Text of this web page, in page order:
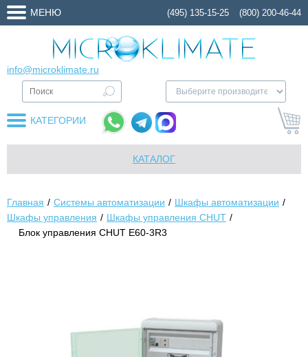
МЕНЮ (495) 135-15-25 (800) 200-46-44
info@microklimate.ru
КАТЕГОРИИ
КАТАЛОГ
Главная Системы автоматизации
Шкафы автоматизации
Шкафы управления
Шкафы управления CHUT
Блок управления CHUT E60-3R3